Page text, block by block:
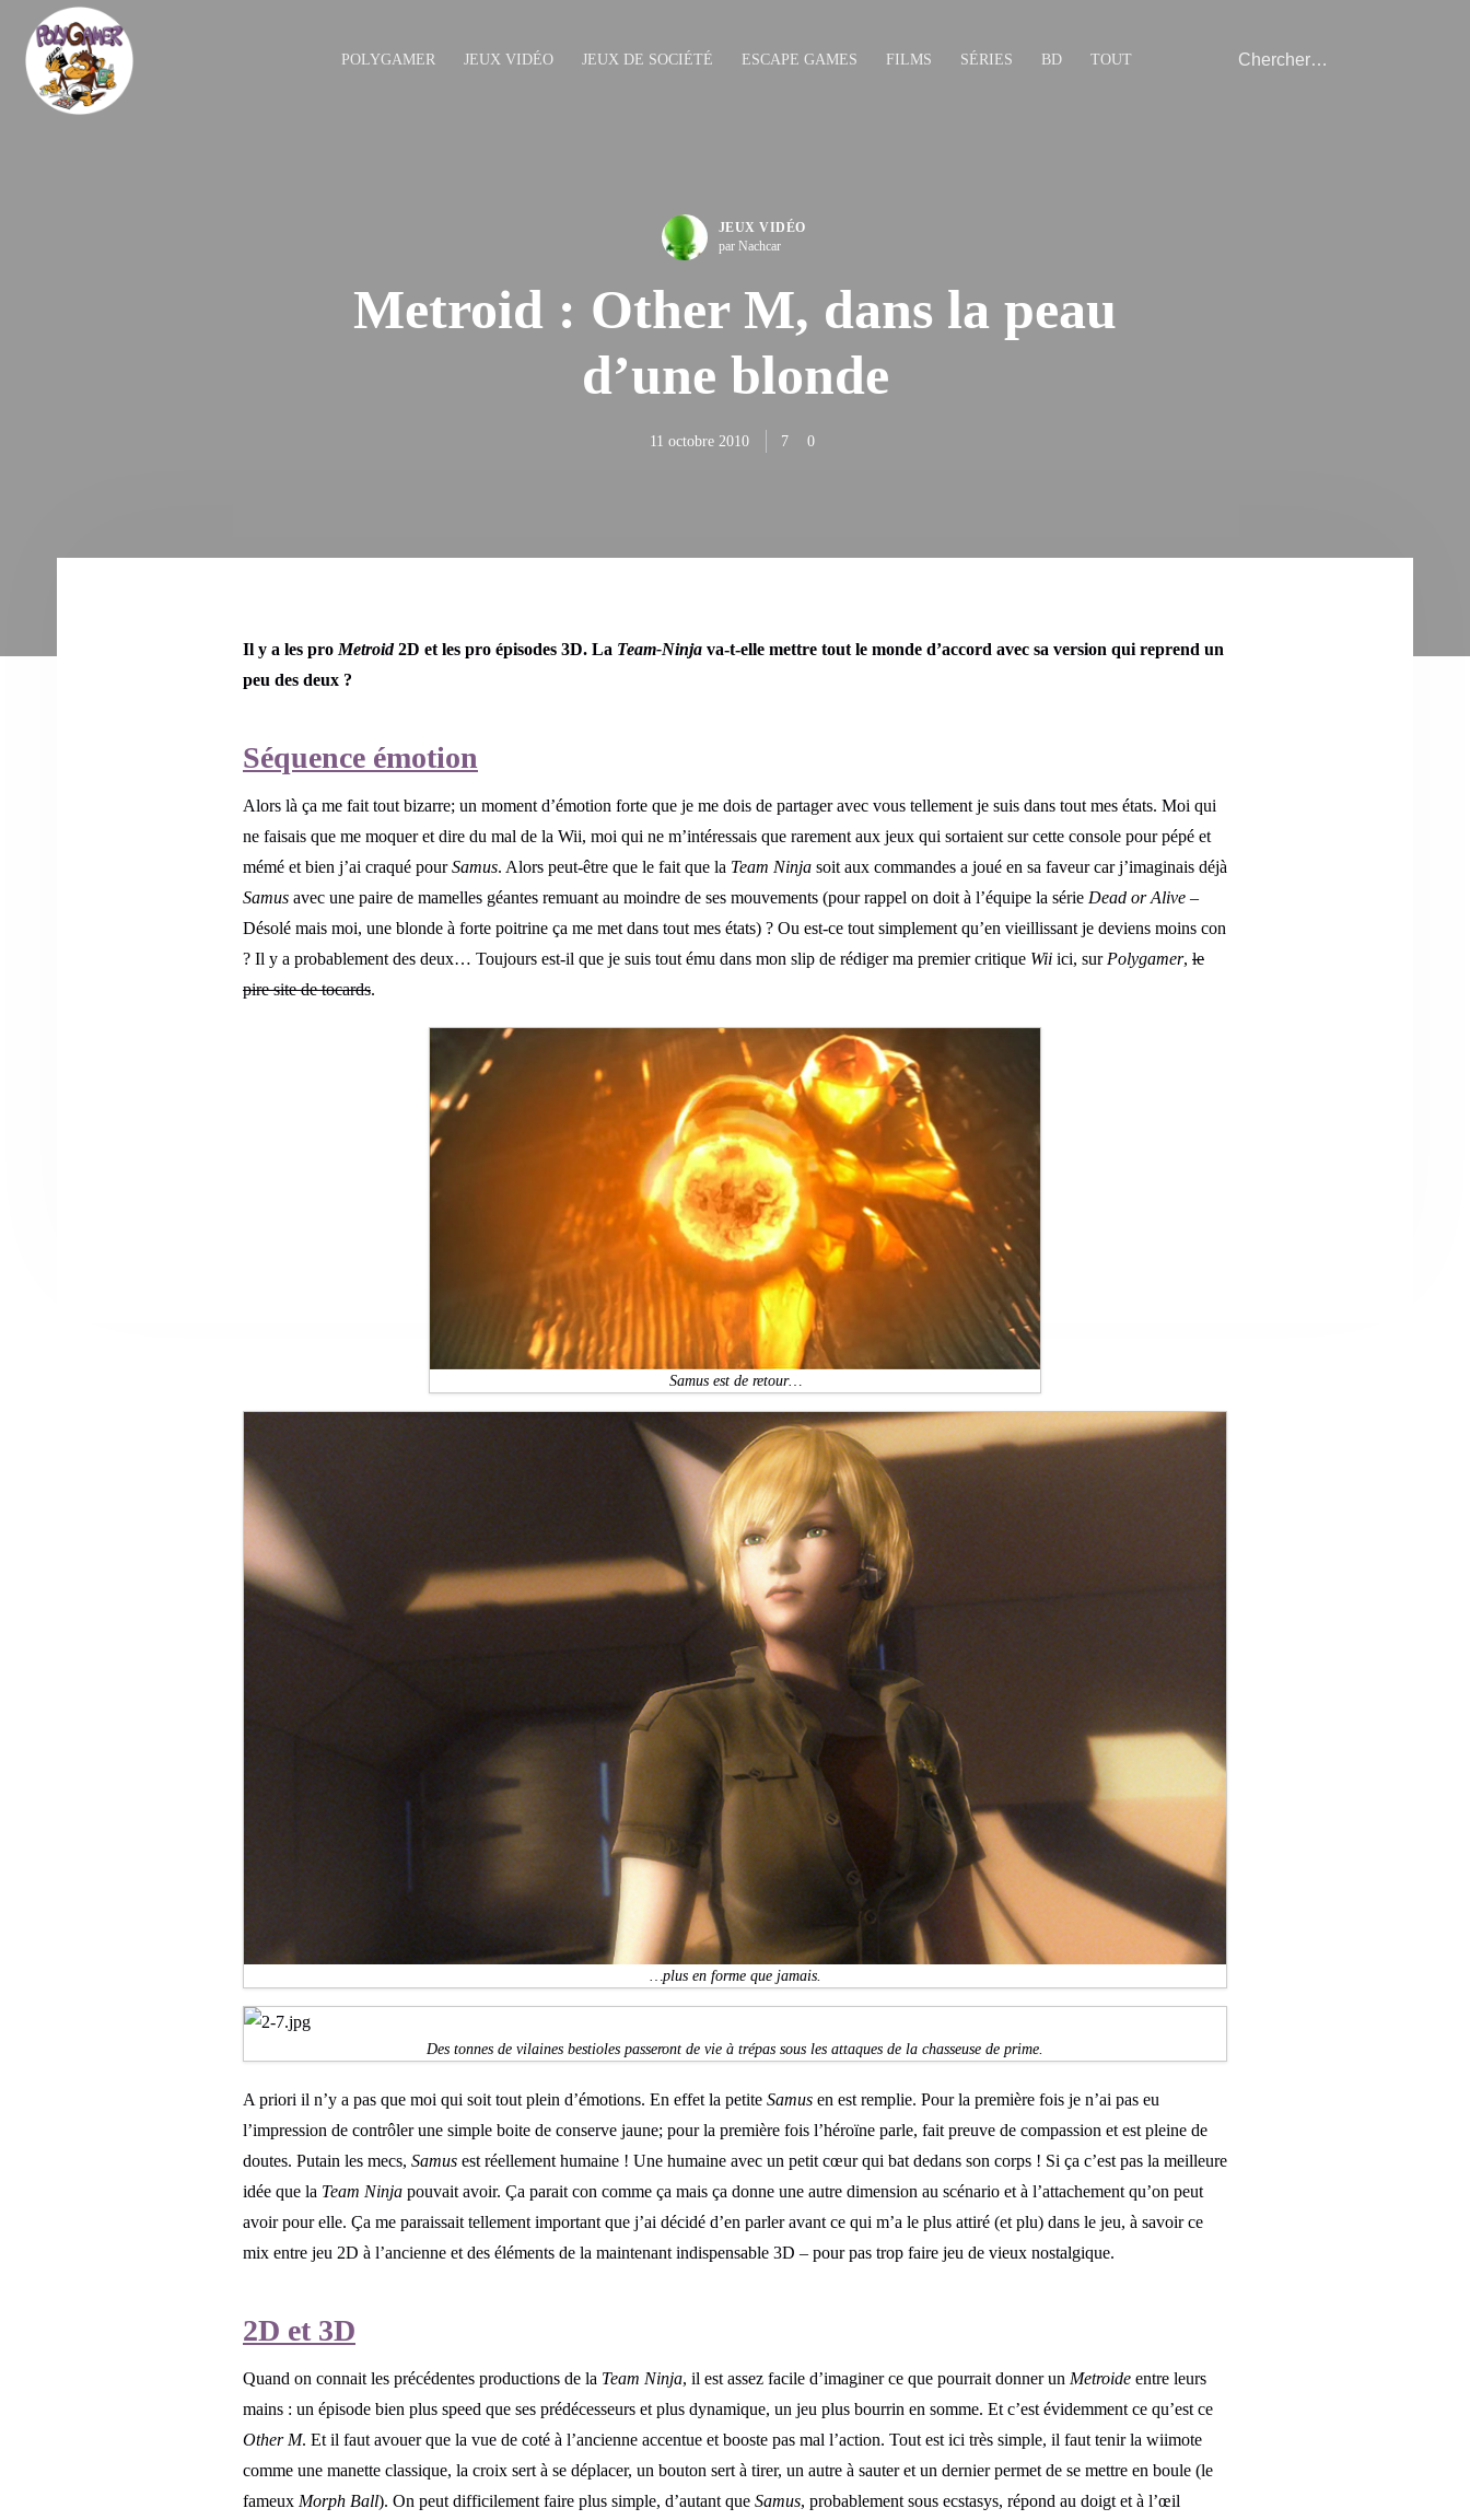
POLYGAMER JEUX VIDÉO JEUX DE SOCIÉTÉ ESCAPE GAMES FILMS SÉRIES BD TOUT
JEUX VIDÉO
par Nachcar
Metroid : Other M, dans la peau
d’une blonde
11 octobre 2010 7 0
Il y a les pro Metroid2D et les pro épisodes 3D. La Team-Ninja va-t-elle mettre tout le monde d’accord avec sa version qui reprend un
peu des deux ?
Séquence émotion
Alors là ça me fait tout bizarre; un moment d’émotion forte que je me dois de partager avec vous tellement je suis dans tout mes états. Moi qui
ne faisais que me moquer et dire du mal de la Wii, moi qui ne m’intéressais que rarement aux jeux qui sortaient sur cette console pour pépé et
mémé et bien j’ai craqué pourSamus. Alors peut-être que le fait que la Team Ninja soit aux commandes a joué en sa faveur car j’imaginais déjà
Samus avec une paire de mamelles géantes remuant au moindre de ses mouvements (pour rappel on doit à l’équipe la série Dead or Alive –
Désolé mais moi, une blonde à forte poitrine ça me met dans tout mes états) ? Ou est-ce tout simplement qu’en vieillissant je deviens moins con
? Il y a probablement des deux… Toujours est-il que je suis tout ému dans mon slip de rédiger ma premier critique Wii ici, sur Polygamer, le
pire site de tocards.
Samus est de retour…
…plus en forme que jamais.
Des tonnes de vilaines bestioles passeront de vie à trépas sous les attaques de la chasseuse de prime.
A priori il n’y a pas que moi qui soit tout plein d’émotions. En effet la petite Samus en est remplie. Pour la première fois je n’ai pas eu
l’impression de contrôler une simple boite de conserve jaune; pour la première fois l’héroïne parle, fait preuve de compassion et est pleine de
doutes. Putain les mecs, Samus est réellement humaine ! Une humaine avec un petit cœur qui bat dedans son corps ! Si ça c’est pas la meilleure
idée que la Team Ninja pouvait avoir. Ça parait con comme ça mais ça donne une autre dimension au scénario et à l’attachement qu’on peut
avoir pour elle. Ça me paraissait tellement important que j’ai décidé d’en parler avant ce qui m’a le plus attiré (et plu) dans le jeu, à savoir ce
mix entre jeu 2D à l’ancienne et des éléments de la maintenant indispensable 3D – pour pas trop faire jeu de vieux nostalgique.
2D et 3D
Quand on connait les précédentes productions de la Team Ninja, il est assez facile d’imaginer ce que pourrait donner un Metroide entre leurs
mains : un épisode bien plus speed que ses prédécesseurs et plus dynamique, un jeu plus bourrin en somme. Et c’est évidemment ce qu’est ce
Other M. Et il faut avouer que la vue de coté à l’ancienne accentue et booste pas mal l’action. Tout est ici très simple, il faut tenir la wiimote
comme une manette classique, la croix sert à se déplacer, un bouton sert à tirer, un autre à sauter et un dernier permet de se mettre en boule (le
fameux Morph Ball). On peut difficilement faire plus simple, d’autant que Samus, probablement sous ecstasys, répond au doigt et à l’œil